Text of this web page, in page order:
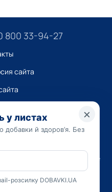
800 33-94-27
сайта
14.09.2023
информация носит
характер. Не используйте
и лечения. Только ваш
препараты и составлять